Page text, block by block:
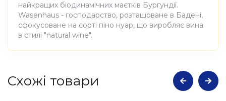
найкращих біодинамічних маєтків Бургундії.
Wasenhaus - господарство, розташоване в Бадені,
сфокусоване на сорті піно нуар, що виробляє вина
в стилі "natural wine".
Атрибути
Cхожі товари